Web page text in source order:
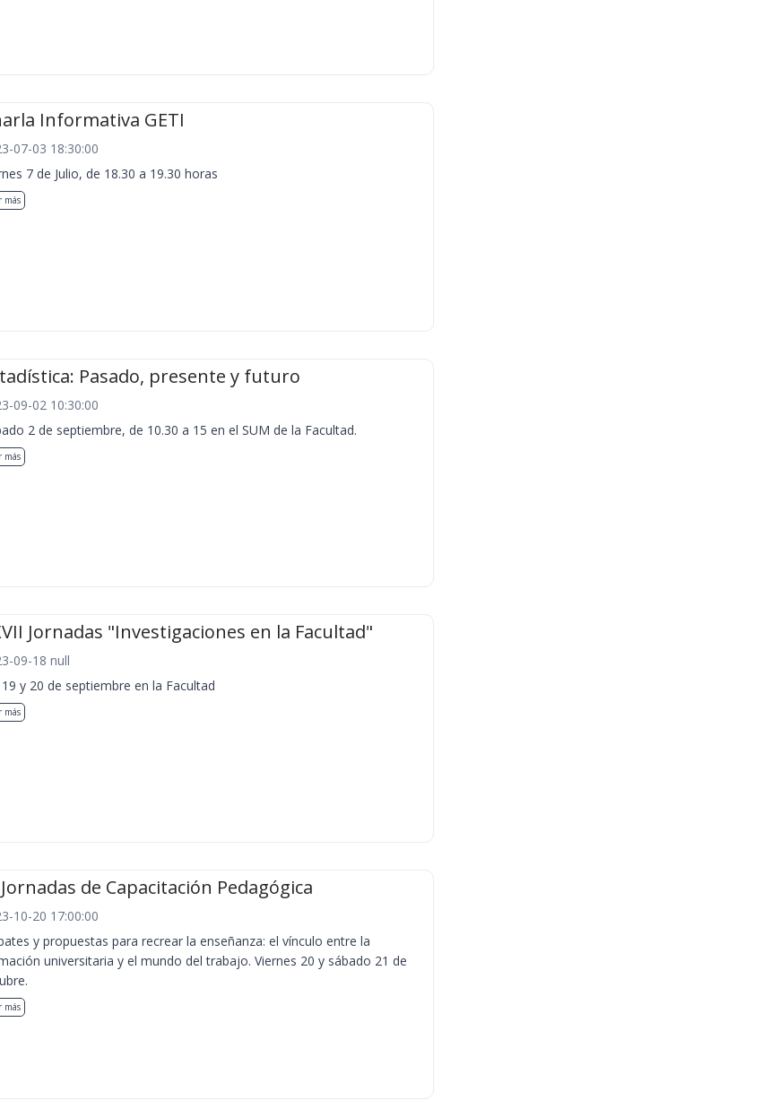
Informativa GETI
07-03 18:30:00
7 de Julio, de 18.30 a 19.30 horas
más
Pasado, presente y futuro
09-02 10:30:00
2 de septiembre, de 10.30 a 15 en el SUM de la Facultad.
más
Jornadas "Investigaciones en la Facultad"
09-18 null
y 20 de septiembre en la Facultad
más
de Capacitación Pedagógica
10-20 17:00:00
y propuestas para recrear la enseñanza: el vínculo entre la
universitaria y el mundo del trabajo. Viernes 20 y sábado 21 de
más